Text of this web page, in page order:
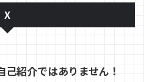
X
己紹介ではありません！